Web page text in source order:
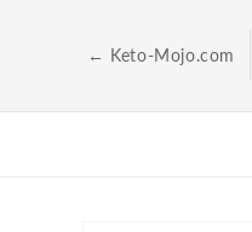
← Keto-Mojo.com